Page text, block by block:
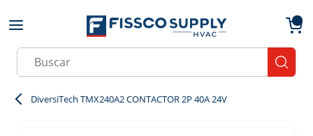
Skip to main content
Site Search
DiversiTech TMX240A2 CONTACTOR 2P 40A 24V